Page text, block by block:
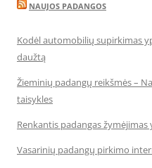
NAUJOS PADANGOS
Kodėl automobilių supirkimas
daužtą
Žieminių padangų reikšmės –
taisykles
Renkantis padangas žymėjimas
Vasarinių padangų pirkimo